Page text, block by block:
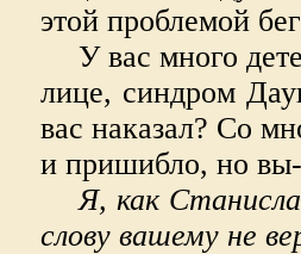
этой проблемой
У вас много
лице, синдром
вас наказал? Со
и пришибло, но вы-
Я, как
слову вашему не